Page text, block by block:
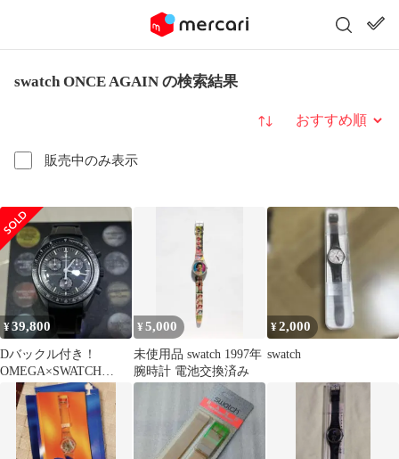
swatch ONCE AGAIN の検索結果
販売中のみ表示
並び替え
¥39,800
Dバックル付き！
OMEGA×SWATCH
mission to Mercury
¥5,000
未使用品 swatch 1997年
腕時計 電池交換済み
¥2,000
swatch